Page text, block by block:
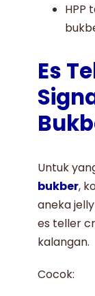
HPP
Es
Untuk
bukber,
aneka
es teller
kalangan.
Cocok: